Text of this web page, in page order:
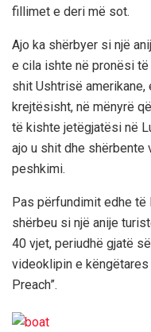
fillimet e deri më sot.
Ajo ka shërbyer si një
e cila ishte në pronësi të
shit Ushtrisë amerikane,
krejtësisht, në mënyrë
të kishte jetëgjatësi në
ajo u shit dhe shërbente
peshkimi.
Pas përfundimit edhe
shërbeu si një anije
40 vjet, periudhë gjatë
videoklipin e këngëtares
Preach”.